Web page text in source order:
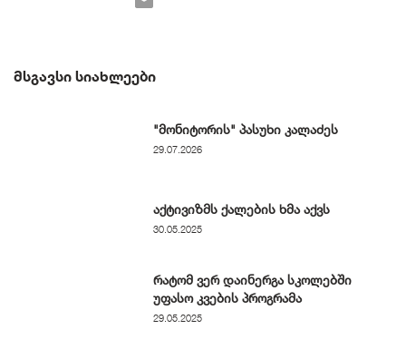
ᲛᲡᲒᲐᲕᲡᲘ ᲡᲘᲐᲮᲚᲔᲔᲑᲘ
"მონიტორის" პასუხი კალაძეს
29.07.2026
აქტივიზმს ქალების ხმა აქვს
30.05.2025
რატომ ვერ დაინერგა სკოლებში
უფასო კვების პროგრამა
29.05.2025